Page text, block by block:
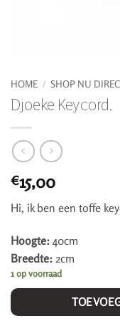
HOME / SHOP NU
Djoeke Keycord.
€15,00
Hi, ik ben een toffe
Hoogte: 40cm
Breedte: 2cm
1 op voorraad